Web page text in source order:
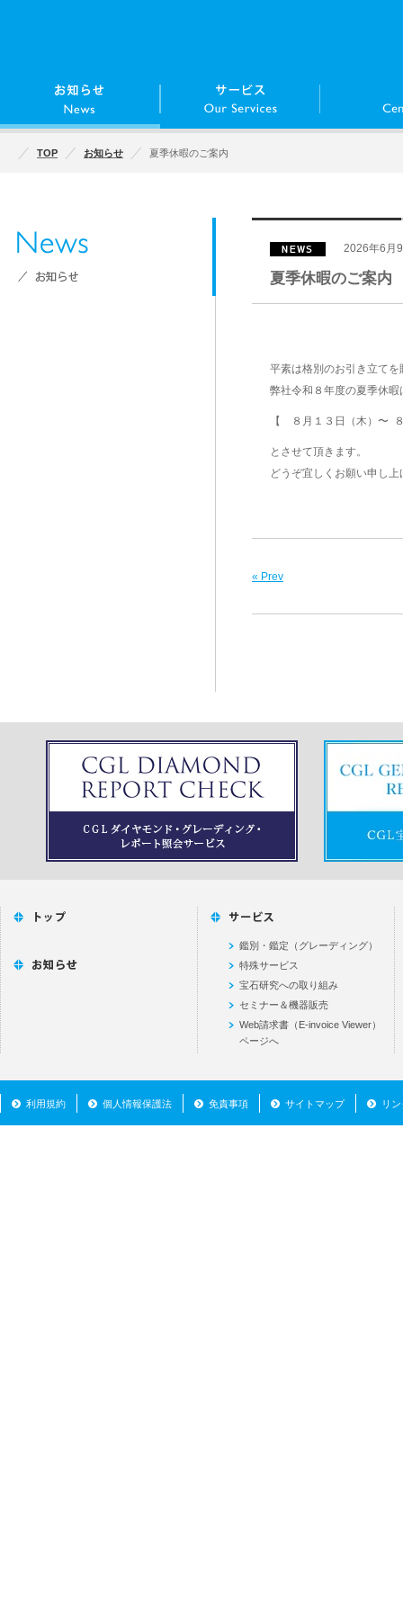
TOP お知らせ 夏季休暇のご案内
2026年6月
夏季休暇のご案内
平素は格別のお引き立て
弊社令和８年度の夏季休暇
【 ８月１３日（木）〜
とさせて頂きます。
どうぞ宜しくお願い申し上
« Prev
鑑別・鑑定（グレーディング）
特殊サービス
宝石研究への取り組み
セミナー＆機器販売
Web請求書（E-invoice Viewer）
ページへ
利用規約 個人情報保護法 免責事項 サイトマップ リ